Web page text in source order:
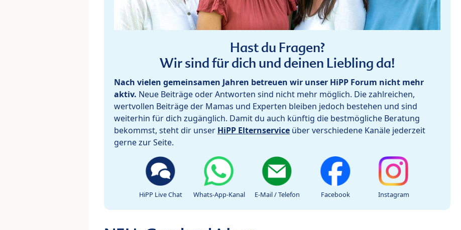
Hast du Fragen?
Wir sind für dich und deinen Liebling da!
Nach vielen gemeinsamen Jahren betreuen wir unser HiPP Forum nicht mehr
aktiv. Neue Beiträge oder Antworten sind nicht mehr möglich. Die zahlreichen,
wertvollen Beiträge der Mamas und Experten bleiben jedoch bestehen und sind
weiterhin für dich zugänglich. Damit du auch künftig die bestmögliche Beratung
bekommst, steht dir unser HiPP Elternservice über verschiedene Kanäle jederzeit
gerne zur Seite.
HiPP Live Chat Whats-App-Kanal E-Mail / Telefon Facebook Instagram